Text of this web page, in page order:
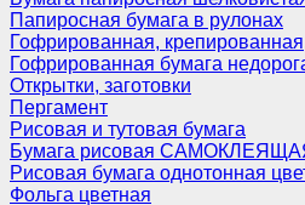
Папиросная бумага в рулонах
Гофрированная,
Гофрированная бумага
Открытки, заготовки
Пергамент
Рисовая и тутовая бумага
Бумага рисовая
Рисовая бумага однотонная
Фольга цветная